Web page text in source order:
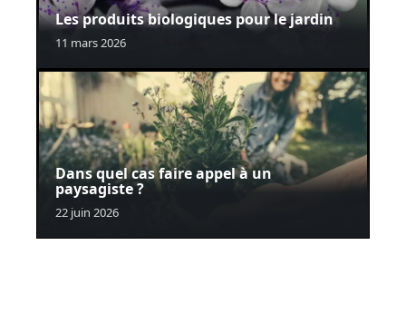
Les produits biologiques pour le jardin
11 mars 2026
Dans quel cas faire appel à un
paysagiste ?
22 juin 2026